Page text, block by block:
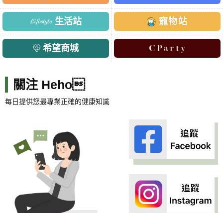
生活站 寵物站
希望商城
關注 Heho
每日提供您最專業正確的健康知識